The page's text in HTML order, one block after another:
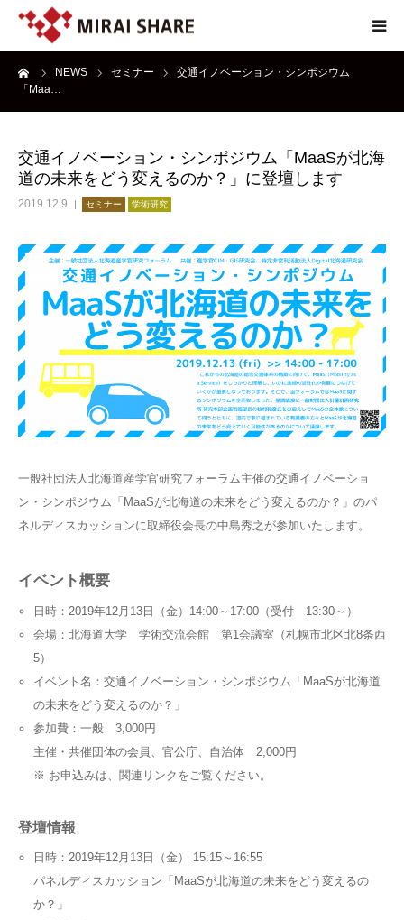
NEWS セミナー
交通イノベーション・シンポジウム
「Maa…
交通イノベーション・シンポジウム「MaaSが北海
道の未来をどう変えるのか？」に登壇します
2019.12.9 セミナー 学術研究
一般社団法人北海道産学官研究フォーラム主催の交通イノベーショ
ン・シンポジウム「MaaSが北海道の未来をどう変えるのか？」のパ
ネルディスカッションに取締役会長の中島秀之が参加いたします。
イベント概要
日時：2019年12月13日（金）14:00～17:00（受付 13:30～）
会場：北海道大学 学術交流会館 第1会議室（札幌市北区北8条西
5）
イベント名：交通イノベーション・シンポジウム「MaaSが北海道
の未来をどう変えるのか？」
参加費：一般 3,000円
主催・共催団体の会員、官公庁、自治体 2,000円
※ お申込みは、関連リンクをご覧ください。
登壇情報
日時：2019年12月13日（金） 15:15～16:55
パネルディスカッション「MaaSが北海道の未来をどう変えるの
か？」
NEWS
SERVICE
ABOUT